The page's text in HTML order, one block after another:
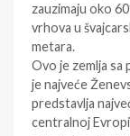
zauzimaju oko
vrhova u
metara.
Ovo je zemlja sa
je najveće
predstavlja
centralnoj